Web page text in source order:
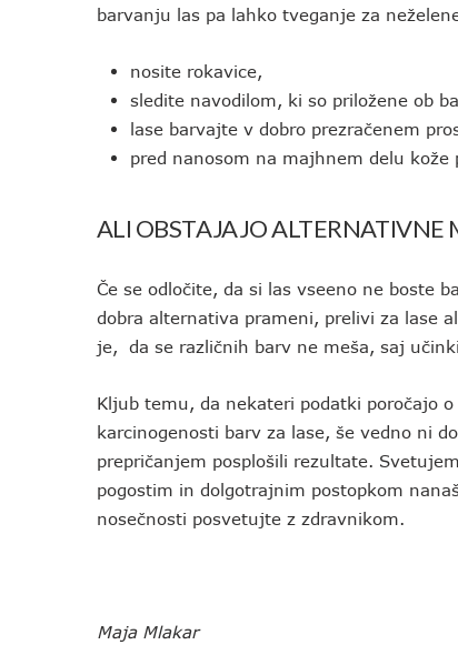
barvanju las pa lahko tveganje za
nosite rokavice,
sledite navodilom, ki so priložene ob
lase barvajte v dobro prezračenem
pred nanosom na majhnem delu
ALI OBSTAJAJO ALTERNATIVNE
Če se odločite, da si las vseeno ne boste
dobra alternativa prameni, prelivi za lase
je, da se različnih barv ne meša, saj
Kljub temu, da nekateri podatki poročajo
karcinogenosti barv za lase, še vedno ni
prepričanjem posplošili rezultate.
pogostim in dolgotrajnim postopkom
nosečnosti posvetujte z zdravnikom.
Maja Mlakar